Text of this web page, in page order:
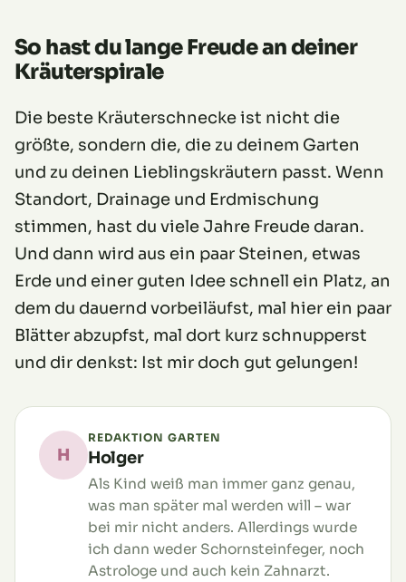
So hast du lange Freude an deiner
Kräuterspirale
Die beste Kräuterschnecke ist nicht die
größte, sondern die, die zu deinem Garten
und zu deinen Lieblingskräutern passt. Wenn
Standort, Drainage und Erdmischung
stimmen, hast du viele Jahre Freude daran.
Und dann wird aus ein paar Steinen, etwas
Erde und einer guten Idee schnell ein Platz, an
dem du dauernd vorbeiläufst, mal hier ein paar
Blätter abzupfst, mal dort kurz schnupperst
und dir denkst: Ist mir doch gut gelungen!
H
REDAKTION GARTEN
Holger
Als Kind weiß man immer ganz genau,
was man später mal werden will – war
bei mir nicht anders. Allerdings wurde
ich dann weder Schornsteinfeger, noch
Astrologe und auch kein Zahnarzt.